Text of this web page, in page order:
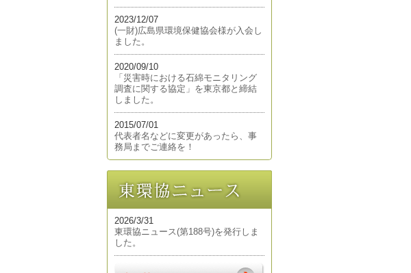
2023/12/07
(一財)広島県環境保健協会様が入会し
ました。
2020/09/10
「災害時における石綿モニタリング
調査に関する協定」を東京都と締結
しました。
2015/07/01
代表者名などに変更があったら、事
務局までご連絡を！
2026/3/31
東環協ニュース(第188号)を発行しま
した。